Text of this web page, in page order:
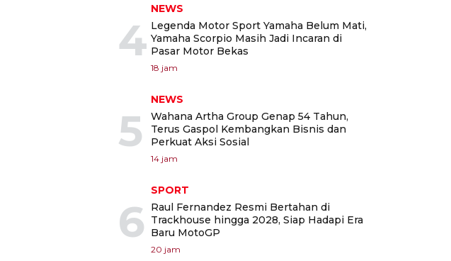
4
NEWS
Legenda Motor Sport Yamaha Belum Mati,
Yamaha Scorpio Masih Jadi Incaran di
Pasar Motor Bekas
18 jam
5
NEWS
Wahana Artha Group Genap 54 Tahun,
Terus Gaspol Kembangkan Bisnis dan
Perkuat Aksi Sosial
14 jam
6
SPORT
Raul Fernandez Resmi Bertahan di
Trackhouse hingga 2028, Siap Hadapi Era
Baru MotoGP
20 jam